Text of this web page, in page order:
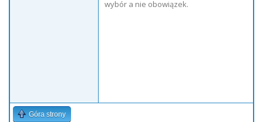
wybór a nie obowiązek.
Góra strony